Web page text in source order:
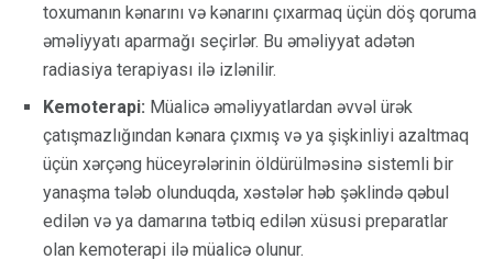
toxumanın kənarını və kənarını çıxarmaq üçün döş qoruma
əməliyyatı aparmağı seçirlər. Bu əməliyyat adətən
radiasiya terapiyası ilə izlənilir.
Kemoterapi: Müalicə əməliyyatlardan əvvəl ürək
çatışmazlığından kənara çıxmış və ya şişkinliyi azaltmaq
üçün xərçəng hüceyrələrinin öldürülməsinə sistemli bir
yanaşma tələb olunduqda, xəstələr həb şəklində qəbul
edilən və ya damarına tətbiq edilən xüsusi preparatlar
olan kemoterapi ilə müalicə olunur.